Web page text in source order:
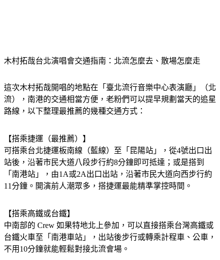
木村拓哉台北演唱會交通指南：北流怎麼去、散場怎麼走
這次木村拓哉開唱的地點在「臺北流行音樂中心表演廳」（北
流），南港的交通相當方便，老粉們可以提早規劃當天的追星
路線，以下整理最推薦的幾種交通方式：
【搭乘捷運（最推薦）】
可搭乘台北捷運板南線（藍線）至「昆陽站」，從4號出口出
站後，沿著市民大道八段步行約8分鐘即可抵達；或是搭到
「南港站」，由1A或2A出口出站，沿著市民大道向西步行約
11分鐘。開演前人潮眾多，搭捷運最能精準掌控時間。
【搭乘高鐵或台鐵】
中南部的 Crew 如果特地北上參加，可以直接搭乘台灣高鐵或
台鐵火車至「南港車站」，出站後步行或轉乘計程車、公車，
不用10分鐘就能輕鬆對接北流會場。